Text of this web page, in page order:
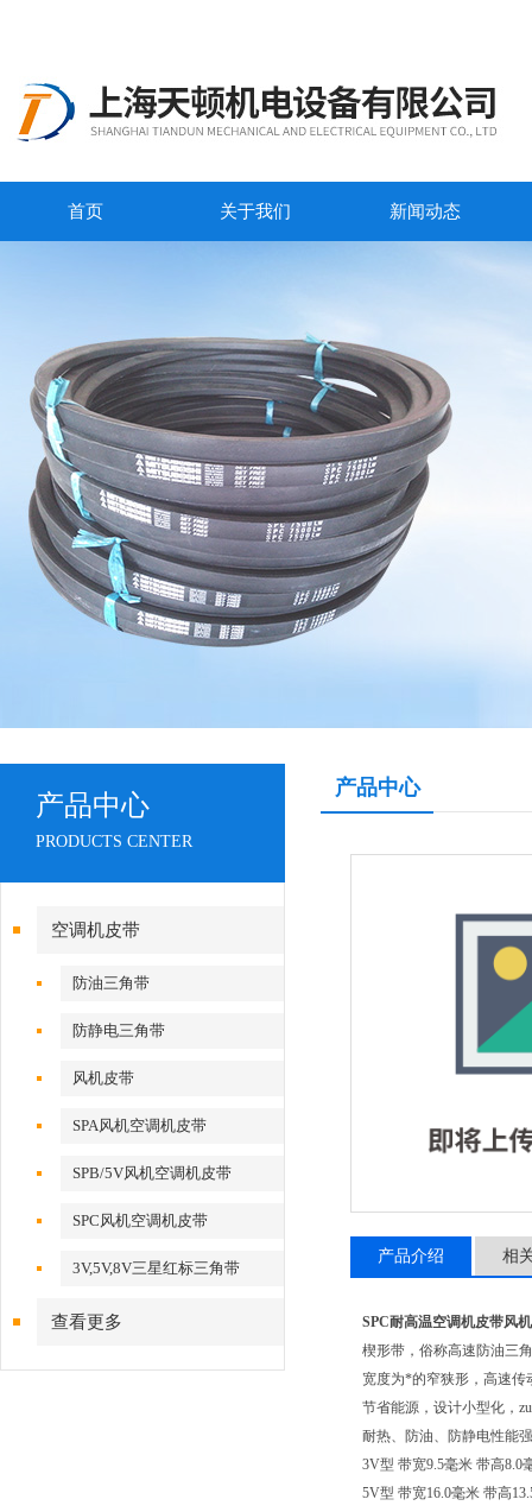
首页 关于我们 新闻动态
产品中心
PRODUCTS CENTER
空调机皮带
防油三角带
防静电三角带
风机皮带
SPA风机空调机皮带
SPB/5V风机空调机皮带
SPC风机空调机皮带
3V,5V,8V三星红标三角带
查看更多
产品中心
产品介绍 相
SPC耐高温空调机皮带风
楔形带，俗称高速防油三
宽度为*的窄狭形，高速传
节省能源，设计小型化，
耐热、防油、防静电性能
3V型 带宽9.5毫米 带高8.0
5V型 带宽16.0毫米 带高